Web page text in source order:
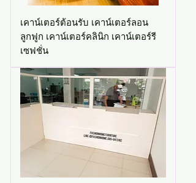
เคาน์เตอร์ต้อนรับ เคาน์เตอร์ลอน
ลูกฟูก เคาน์เตอร์คลินิก เคาน์เตอร์รี
เซฟชั่น